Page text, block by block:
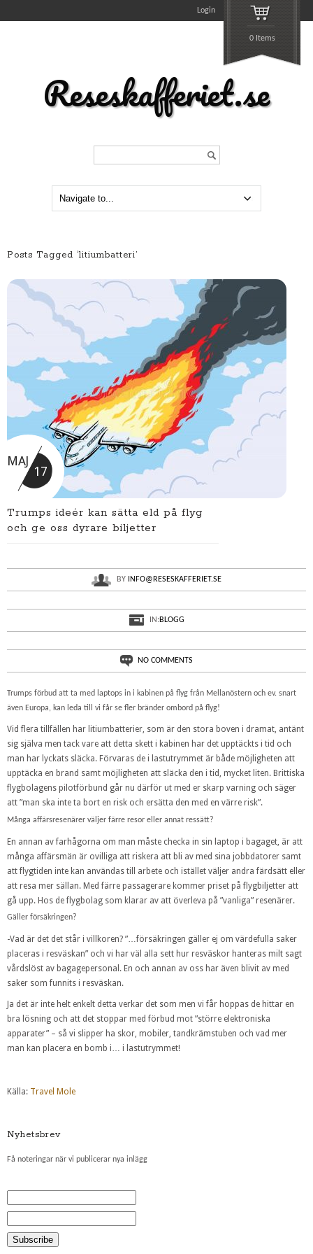
Login
0 Items
Reseskafferiet.se
Posts Tagged ‘litiumbatteri’
MAJ
17
Trumps ideér kan sätta eld på flyg
och ge oss dyrare biljetter
BY INFO@RESESKAFFERIET.SE
IN:BLOGG
NO COMMENTS
Trumps förbud att ta med laptops in i kabinen på flyg från Mellanöstern och ev. snart
även Europa, kan leda till vi får se fler bränder ombord på flyg!
Vid flera tillfällen har litiumbatterier, som är den stora boven i dramat, antänt
sig själva men tack vare att detta skett i kabinen har det upptäckts i tid och
man har lyckats släcka. Förvaras de i lastutrymmet är både möjligheten att
upptäcka en brand samt möjligheten att släcka den i tid, mycket liten. Brittiska
flygbolagens pilotförbund går nu därför ut med er skarp varning och säger
att ”man ska inte ta bort en risk och ersätta den med en värre risk”.
Många affärsresenärer väljer färre resor eller annat ressätt?
En annan av farhågorna om man måste checka in sin laptop i bagaget, är att
många affärsmän är ovilliga att riskera att bli av med sina jobbdatorer samt
att flygtiden inte kan användas till arbete och istället väljer andra färdsätt eller
att resa mer sällan. Med färre passagerare kommer priset på flygbiljetter att
gå upp. Hos de flygbolag som klarar av att överleva på ”vanliga” resenärer.
Gäller försäkringen?
-Vad är det det står i villkoren? ”…försäkringen gäller ej om värdefulla saker
placeras i resväskan” och vi har väl alla sett hur resväskor hanteras milt sagt
vårdslöst av bagagepersonal. En och annan av oss har även blivit av med
saker som funnits i resväskan.
Ja det är inte helt enkelt detta verkar det som men vi får hoppas de hittar en
bra lösning och att det stoppar med förbud mot ”större elektroniska
apparater” – så vi slipper ha skor, mobiler, tandkrämstuben och vad mer
man kan placera en bomb i… i lastutrymmet!
Källa: Travel Mole
Nyhetsbrev
Få noteringar när vi publicerar nya inlägg